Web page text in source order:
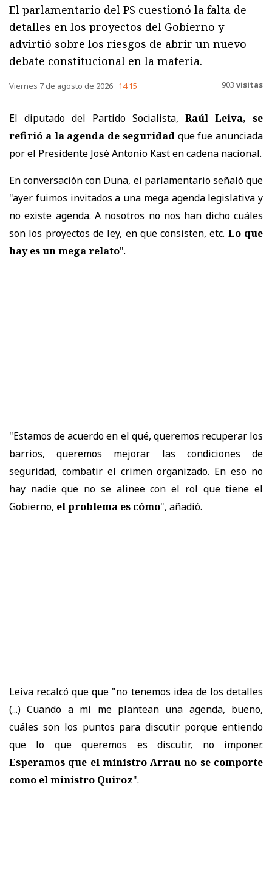
El parlamentario del PS cuestionó la falta de
detalles en los proyectos del Gobierno y
advirtió sobre los riesgos de abrir un nuevo
debate constitucional en la materia.
Viernes 7 de agosto de 2026 14:15 903 visitas
El diputado del Partido Socialista, Raúl Leiva, se
refirió a la agenda de seguridadque fue anunciada
por el Presidente José Antonio Kast en cadena nacional.
En conversación con Duna, el parlamentario señaló que
"ayer fuimos invitados a una mega agenda legislativa y
no existe agenda. A nosotros no nos han dicho cuáles
son los proyectos de ley, en que consisten, etc. Lo que
hay es un mega relato".
"Estamos de acuerdo en el qué, queremos recuperar los
barrios, queremos mejorar las condiciones de
seguridad, combatir el crimen organizado. En eso no
hay nadie que no se alinee con el rol que tiene el
Gobierno, el problema es cómo", añadió.
Leiva recalcó que que "no tenemos idea de los detalles
(...) Cuando a mí me plantean una agenda, bueno,
cuáles son los puntos para discutir porque entiendo
que lo que queremos es discutir, no imponer.
Esperamos que el ministro Arrau no se comporte
como el ministro Quiroz".